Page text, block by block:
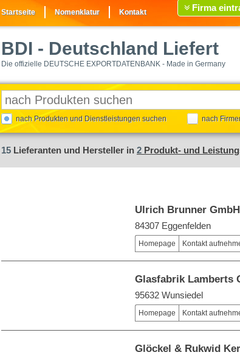
Startseite Nomenklatur Kontakt Firma
BDI - Deutschland Liefert
Die offizielle DEUTSCHE EXPORTDATENBANK - Made in Germany
nach Produkten und Dienstleistungen suchen nach
15 Lieferanten und Hersteller in 2 Produkt- und
Ulrich Brunner GmbH
84307 Eggenfelden
Homepage Kontakt
Glasfabrik Lamberts
95632 Wunsiedel
Homepage Kontakt
Glöckel & Rukwid